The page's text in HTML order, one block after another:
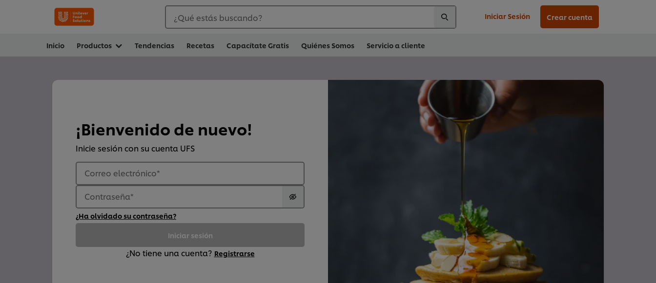
¿Qué estás buscando? Iniciar Sesión Crear cuenta
Inicio Productos Tendencias Recetas Capacítate Gratis Quiénes Somos Servicio a cliente
¡Bienvenido de nuevo!
Inicie sesión con su cuenta UFS
Correo electrónico*
Contraseña*
¿Ha olvidado su contraseña?
Iniciar sesión
¿No tiene una cuenta? Registrarse